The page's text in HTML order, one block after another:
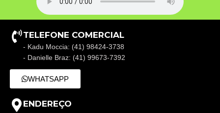
TELEFONE COMERCIAL
- Kadu Moccia: (41) 98424-3738
- Danielle Braz: (41) 99673-7392
WHATSAPP
ENDEREÇO